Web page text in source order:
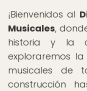
¡Bienvenidos al
Musicales,
historia y la
exploraremos
musicales de
construcción